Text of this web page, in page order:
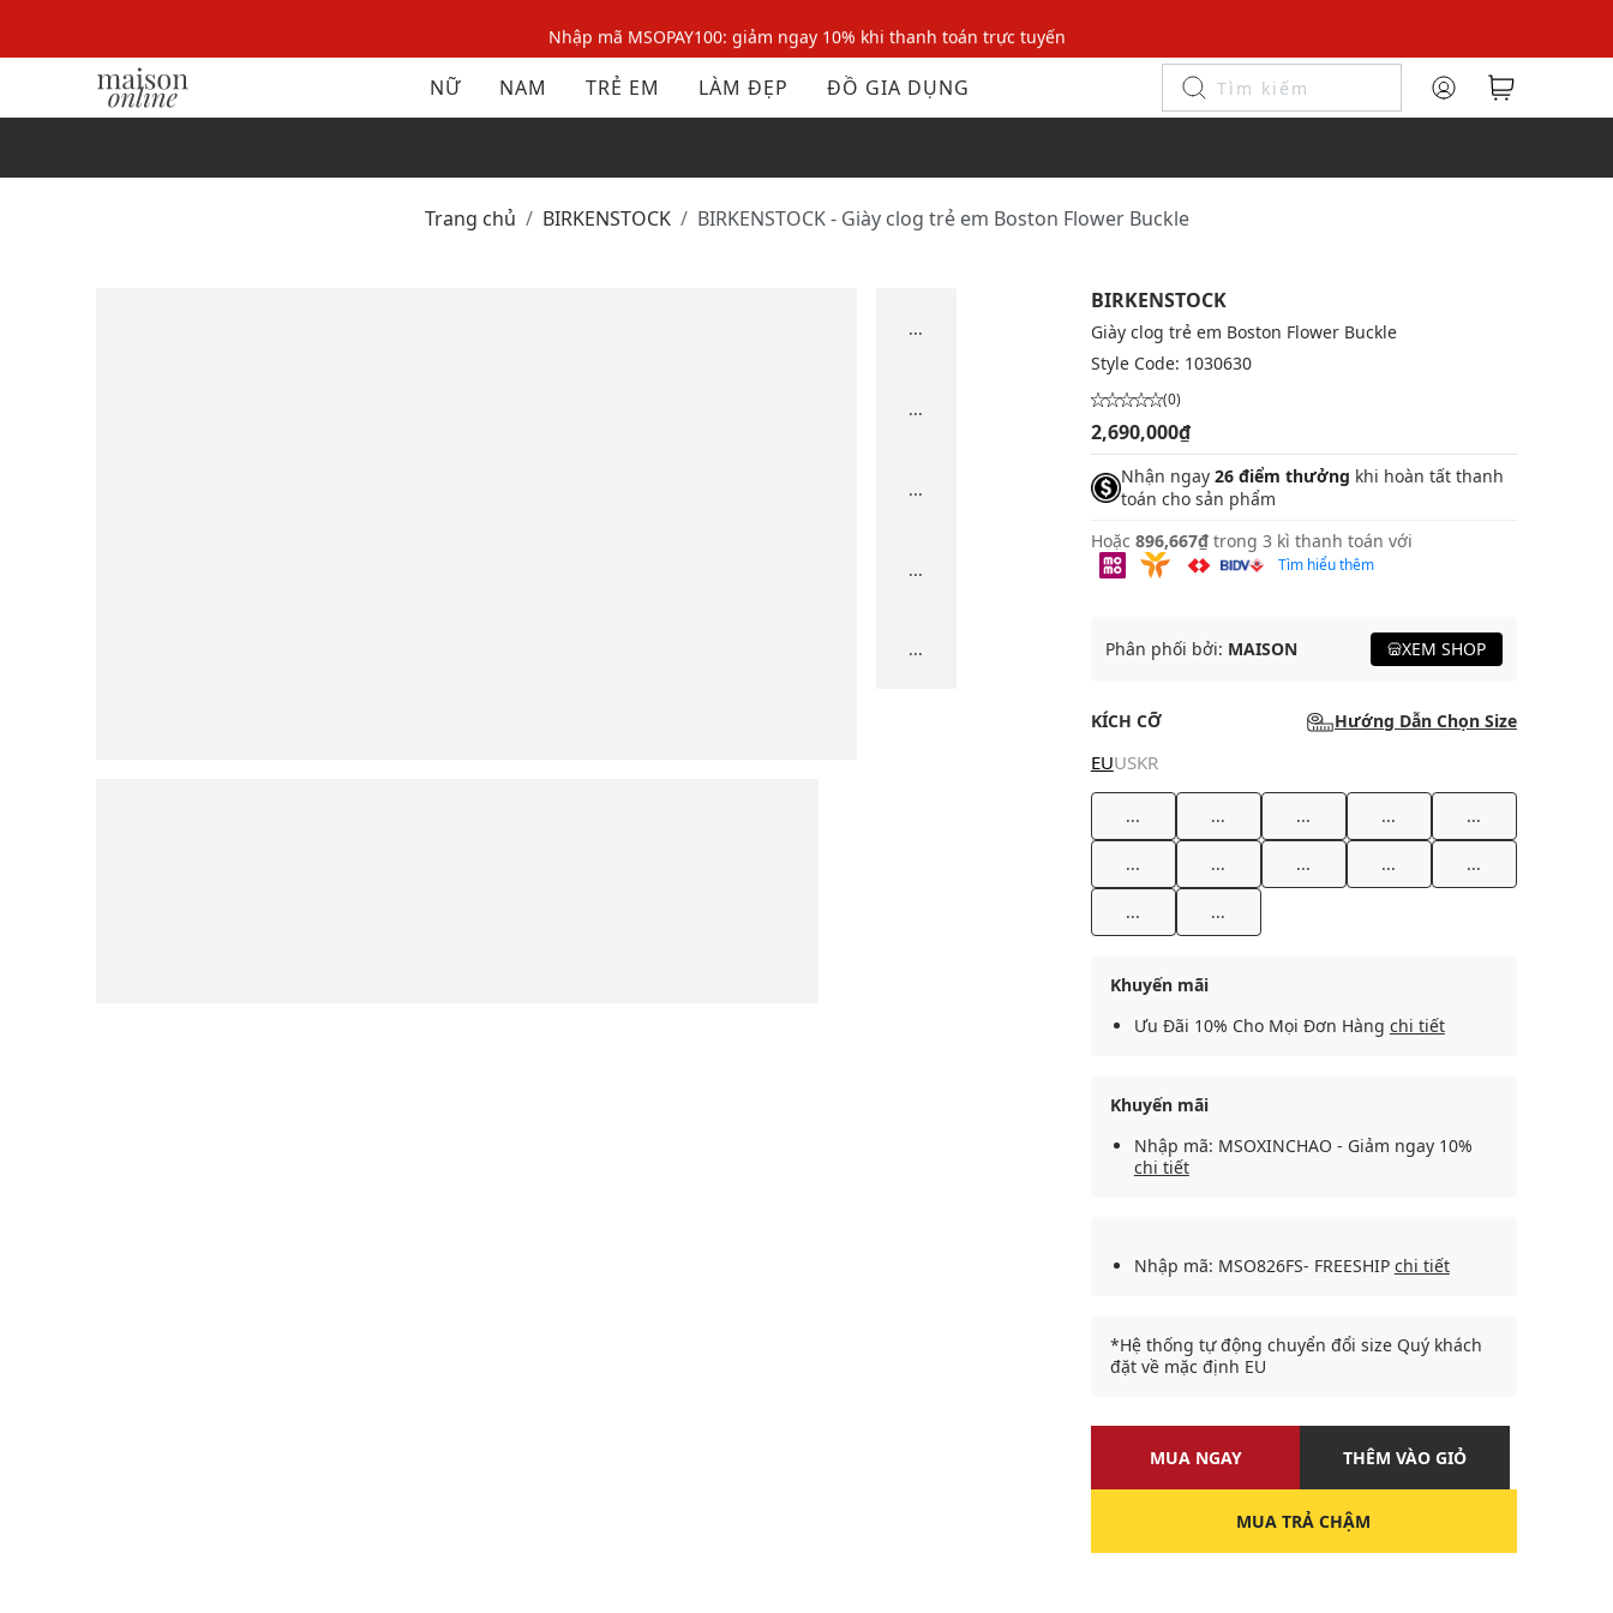
Nhập mã MSOPAY100: giảm ngay 10% khi thanh toán trực tuyến
Nhập mã: MSOXINCHAO - Giảm 10% đơn đầu cho thành viên mới!
Nhập mã MSOPAY100: giảm ngay 10% khi thanh toán trực tuyến
NỮ NAM TRẺ EM LÀM ĐẸP ĐỒ GIA DỤNG
Trang chủ BIRKENSTOCK BIRKENSTOCK - Giày clog trẻ em Boston Flower Buckle
...
...
...
...
...
BIRKENSTOCK
Giày clog trẻ em Boston Flower Buckle
Style Code: 1030630
(0)
2,690,000₫
Nhận ngay 26 điểm thưởng khi hoàn tất thanh
toán cho sản phẩm
Hoặc 896,667₫ trong 3 kì thanh toán với
Tìm hiểu thêm
Phân phối bởi: MAISON XEM SHOP
KÍCH CỠ Hướng Dẫn Chọn Size
EUUSKR
... ... ... ... ...
... ... ... ... ...
... ...
Khuyến mãi
Ưu Đãi 10% Cho Mọi Đơn Hàng chi tiết
Khuyến mãi
Nhập mã: MSOXINCHAO - Giảm ngay 10%
chi tiết
Nhập mã: MSO826FS- FREESHIP chi tiết
*Hệ thống tự động chuyển đổi size Quý khách
đặt về mặc định EU
MUA NGAY THÊM VÀO GIỎ
MUA TRẢ CHẬM